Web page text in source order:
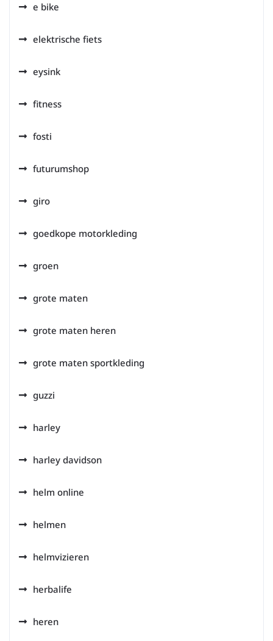
e bike
elektrische fiets
eysink
fitness
fosti
futurumshop
giro
goedkope motorkleding
groen
grote maten
grote maten heren
grote maten sportkleding
guzzi
harley
harley davidson
helm online
helmen
helmvizieren
herbalife
heren